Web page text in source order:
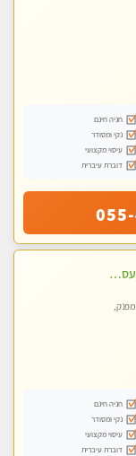
חניה חינם
נקי ומסודר
עיסוי מקצועי
דוברת עיברית
ברעננה חדש חדש !! מעסה מקצועית צעירה ואיכותית פרטי!!!
חניה חינם
נקי ומסודר
עיסוי מקצועי
דוברת עיברית